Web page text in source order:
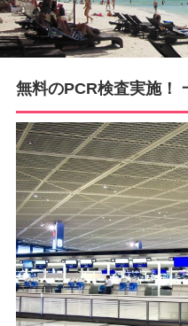
ニュージーランド留学
無料のPCR検査実施！